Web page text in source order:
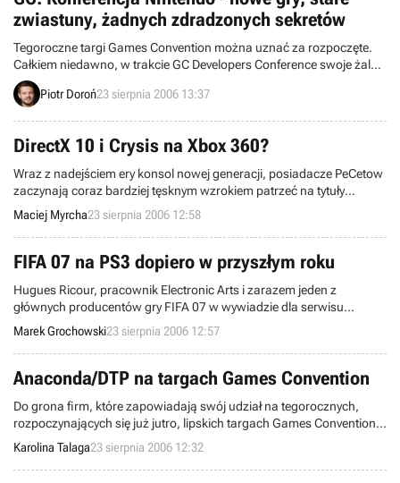
zwiastuny, żadnych zdradzonych sekretów
Tegoroczne targi Games Convention można uznać za rozpoczęte.
Całkiem niedawno, w trakcie GC Developers Conference swoje żale i
proroctwa przedstawili producenci i wydawcy gier (m.in. Don
Daglow). Przed kilkudziesięcioma minutami zakończyła się z kolei
Piotr Doroń23 sierpnia 2006 13:37
DirectX 10 i Crysis na Xbox 360?
Wraz z nadejściem ery konsol nowej generacji, posiadacze PeCetow
zaczynają coraz bardziej tęsknym wzrokiem patrzeć na tytuły
przeznaczone dla Xboxa 360 czy PS3, powalające na kolana swoją
grafiką. Jednak posiadacze PieCów również będą mogli pochwalić
się grą, która niejednego konsolowca wpędzi w kompleksy – mowa
o Crysis, który pojawi się tylko na komputery osobiste. Ale czy na
Maciej Myrcha23 sierpnia 2006 12:58
FIFA 07 na PS3 dopiero w przyszłym roku
Hugues Ricour, pracownik Electronic Arts i zarazem jeden z
głównych producentów gry FIFA 07 w wywiadzie dla serwisu
Eurogamer ujawnił, że najnowsza odsłona popularnej kopanki w
wersji na PLAYSTATION 3 zadebiutuje na rynku dopiero w przyszłym
roku.
Marek Grochowski23 sierpnia 2006 12:57
Anaconda/DTP na targach Games Convention
Do grona firm, które zapowiadają swój udział na tegorocznych,
rozpoczynających się już jutro, lipskich targach Games Convention
dołączyła firma Anaconda/DTP. Zamierza ona zaprezentować pięć
tytułów przeznaczonych na PC.
Karolina Talaga23 sierpnia 2006 12:32